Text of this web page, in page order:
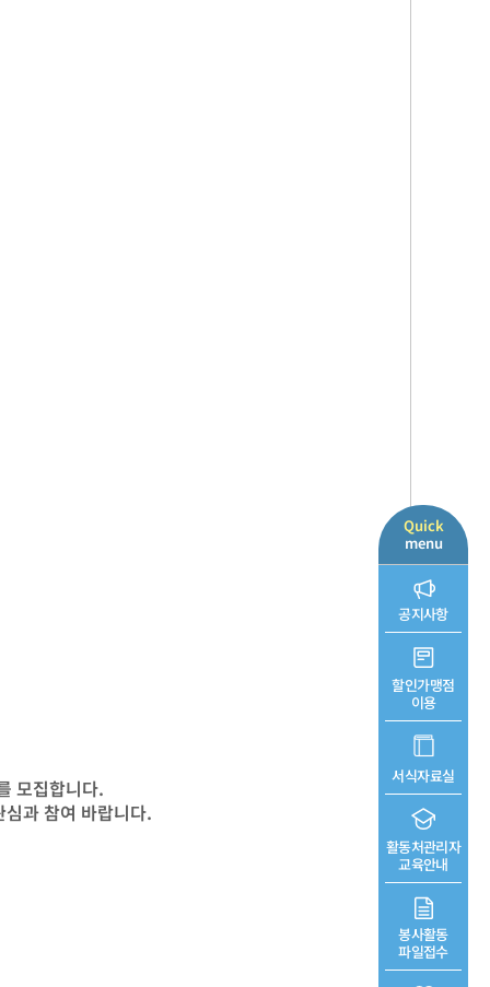
모집합니다.
과 참여 바랍니다.
Quick
menu
공지사항
할인가맹점
이용
서식자료실
활동처관리자
교육안내
봉사활동
파일접수